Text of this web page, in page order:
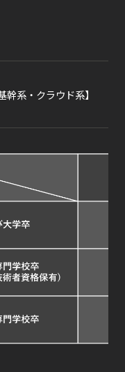
系・クラウド系】